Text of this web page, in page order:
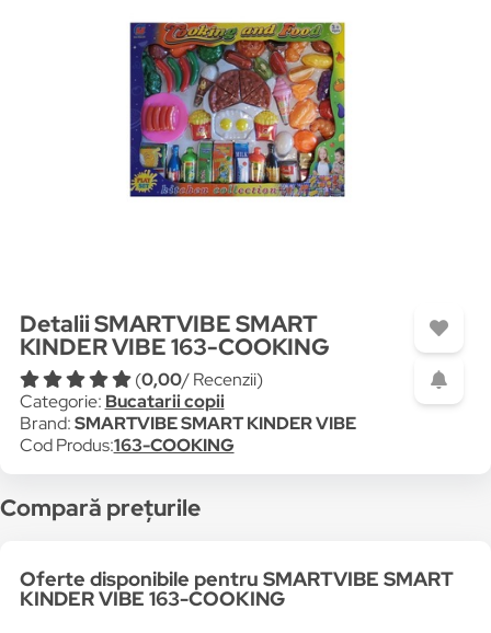
Detalii SMARTVIBE SMART
KINDER VIBE 163-COOKING
(0,00/ Recenzii)
Categorie: Bucatarii copii
Brand:SMARTVIBE SMART KINDER VIBE
Cod Produs:163-COOKING
Compară prețurile
Oferte disponibile pentru SMARTVIBE SMART
KINDER VIBE 163-COOKING